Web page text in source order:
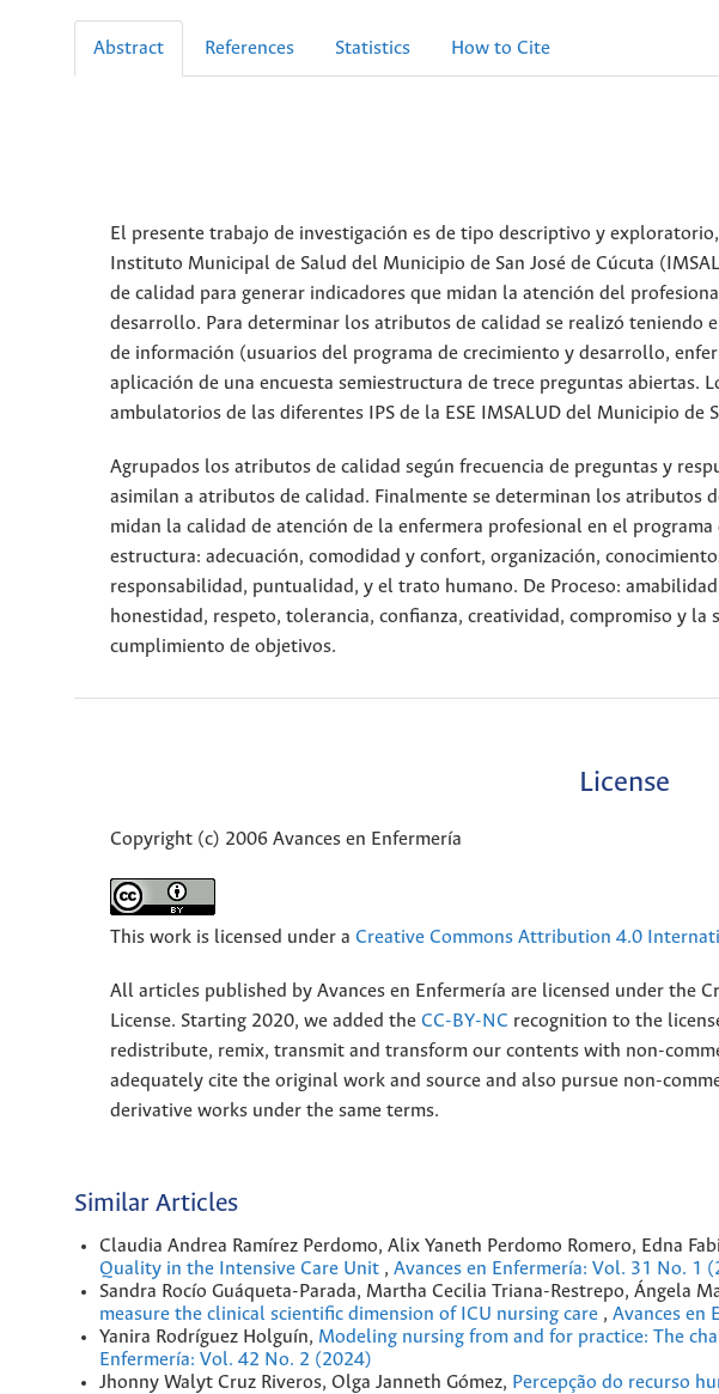
Abstract References Statistics How to Cite
El presente trabajo de investigación es de tipo descriptivo y
Instituto Municipal de Salud del Municipio de San José de Cúcuta
de calidad para generar indicadores que midan la atención del
desarrollo. Para determinar los atributos de calidad se realizó teniendo
de información (usuarios del programa de crecimiento y desarrollo,
aplicación de una encuesta semiestructura de trece preguntas abiertas.
ambulatorios de las diferentes IPS de la ESE IMSALUD del Municipio de
Agrupados los atributos de calidad según frecuencia de preguntas y
asimilan a atributos de calidad. Finalmente se determinan los atributos
midan la calidad de atención de la enfermera profesional en el
estructura: adecuación, comodidad y confort, organización,
responsabilidad, puntualidad, y el trato humano. De Proceso:
honestidad, respeto, tolerancia, confianza, creatividad, compromiso y la
cumplimiento de objetivos.
License
Copyright (c) 2006 Avances en Enfermería
This work is licensed under a Creative Commons Attribution 4.0
All articles published by Avances en Enfermería are licensed under the
License. Starting 2020, we added the CC-BY-NC recognition to the
redistribute, remix, transmit and transform our contents with non-
adequately cite the original work and source and also pursue non-
derivative works under the same terms.
Similar Articles
Claudia Andrea Ramírez Perdomo, Alix Yaneth Perdomo Romero, Edna
Quality in the Intensive Care Unit , Avances en Enfermería: Vol. 31 No. 1
Sandra Rocío Guáqueta-Parada, Martha Cecilia Triana-Restrepo, Ángela
measure the clinical scientific dimension of ICU nursing care , Avances en
Yanira Rodríguez Holguín, Modeling nursing from and for practice: The
Enfermería: Vol. 42 No. 2 (2024)
Jhonny Walyt Cruz Riveros, Olga Janneth Gómez, Percepção do recurso